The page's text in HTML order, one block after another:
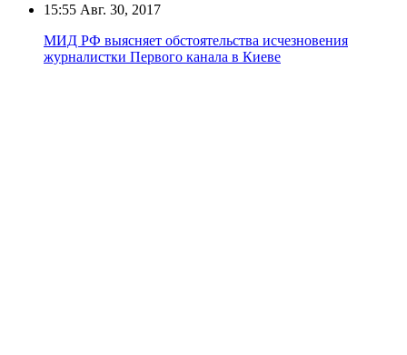
15:55 Авг. 30, 2017
МИД РФ выясняет обстоятельства исчезновения
журналистки Первого канала в Киеве